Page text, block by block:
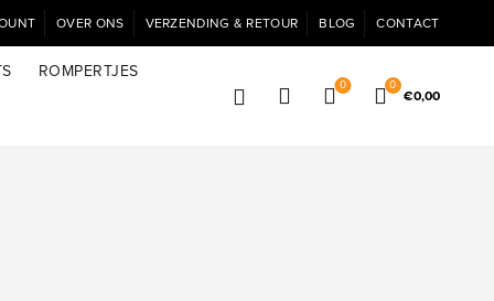
OVER ONS VERZENDING & RETOUR BLOG CONTACT
ROMPERTJES
0 0
€0,00